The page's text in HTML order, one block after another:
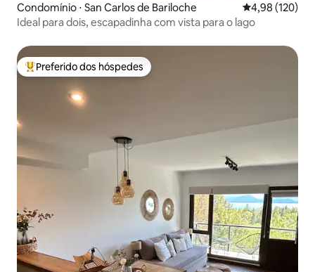
Condomínio ⋅ San Carlos de Bariloche 4,98 de uma
4,98 (120)
Ideal para dois, escapadinha com vista para o lago
Entre os melhores preferidos dos hóspedes
Preferido dos hóspedes